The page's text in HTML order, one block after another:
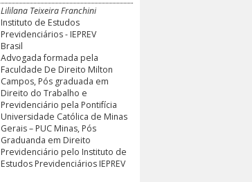
Lililana Teixeira Franchini
Instituto de Estudos
Previdenciários - IEPREV
Brasil
Advogada formada pela
Faculdade De Direito Milton
Campos, Pós graduada em
Direito do Trabalho e
Previdenciário pela Pontifícia
Universidade Católica de Minas
Gerais – PUC Minas, Pós
Graduanda em Direito
Previdenciário pelo Instituto de
Estudos Previdenciários IEPREV